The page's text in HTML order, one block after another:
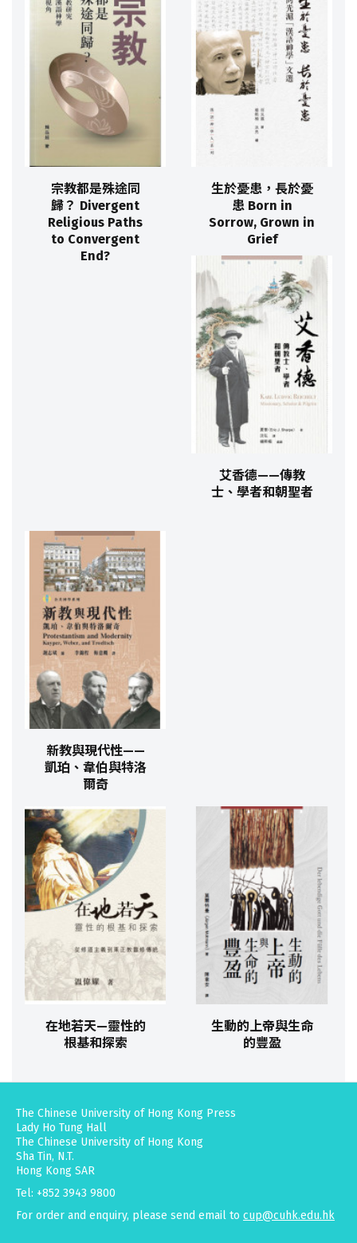
宗教都是殊途同
歸？ Divergent
Religious Paths
to Convergent
End?
生於憂患，長於憂
患 Born in
Sorrow, Grown in
Grief
艾香德——傳教
士、學者和朝聖者
新教與現代性——
凱珀、韋伯與特洛
爾奇
在地若天—靈性的
根基和探索
生動的上帝與生命
的豐盈
The Chinese University of Hong Kong Press
Lady Ho Tung Hall
The Chinese University of Hong Kong
Sha Tin, N.T.
Hong Kong SAR
Tel: +852 3943 9800
For order and enquiry, please send email to cup@cuhk.edu.hk